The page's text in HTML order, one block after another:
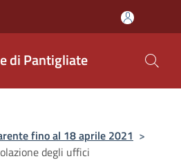
di Pantigliate
fino al 18 aprile 2021 >
degli uffici